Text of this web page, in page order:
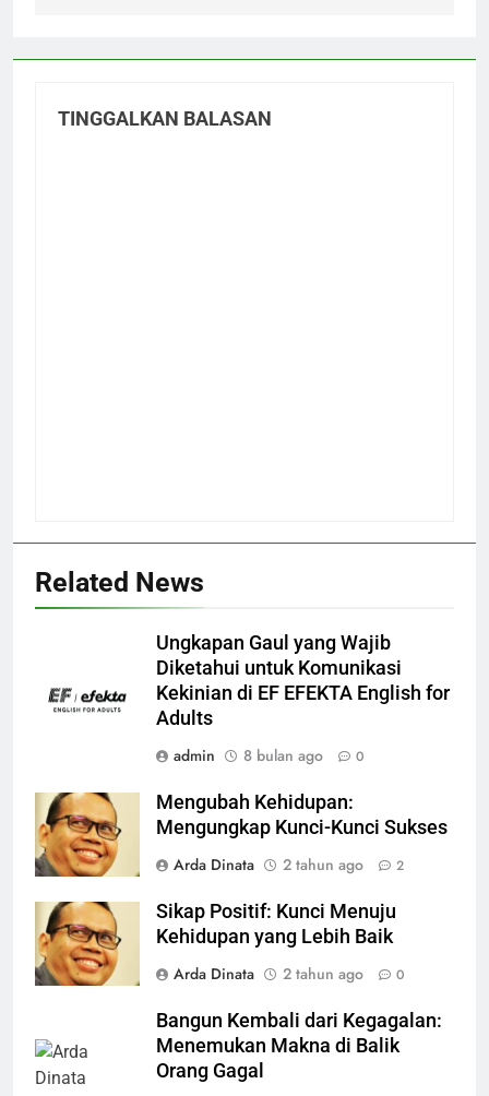
TINGGALKAN BALASAN
Related News
Ungkapan Gaul yang Wajib
Diketahui untuk Komunikasi
Kekinian di EF EFEKTA English for
Adults
admin
8 bulan ago 0
Mengubah Kehidupan:
Mengungkap Kunci-Kunci Sukses
Arda Dinata
2 tahun ago 2
Sikap Positif: Kunci Menuju
Kehidupan yang Lebih Baik
Arda Dinata
2 tahun ago 0
Bangun Kembali dari Kegagalan:
Menemukan Makna di Balik
Orang Gagal